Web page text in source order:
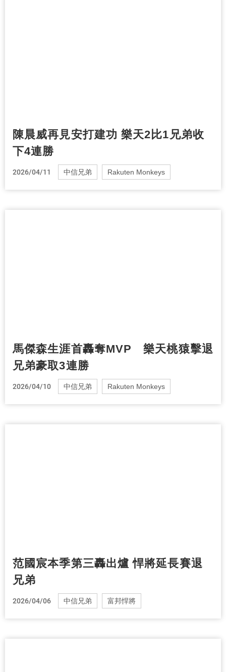
陳晨威再見安打建功 樂天2比1兄弟收
下4連勝
2026/04/11 中信兄弟 Rakuten Monkeys
馬傑森生涯首轟奪MVP 樂天桃猿擊退
兄弟豪取3連勝
2026/04/10 中信兄弟 Rakuten Monkeys
范國宸本季第三轟出爐 悍將延長賽退
兄弟
2026/04/06 中信兄弟 富邦悍將